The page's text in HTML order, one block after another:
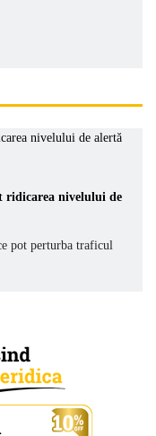
nivelului de
pot perturba traficul